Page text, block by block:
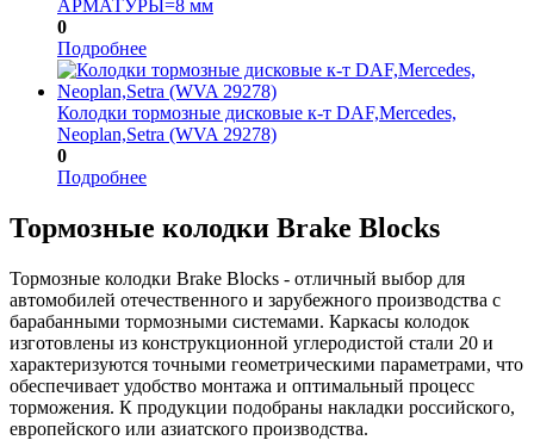
АРМАТУРЫ=8 мм
0
Подробнее
Колодки тормозные дисковые к-т DAF,Mercedes,
Neoplan,Setra (WVA 29278)
0
Подробнее
Тормозные колодки Brake Blocks
Тормозные колодки Brake Blocks - отличный выбор для
автомобилей отечественного и зарубежного производства с
барабанными тормозными системами. Каркасы колодок
изготовлены из конструкционной углеродистой стали 20 и
характеризуются точными геометрическими параметрами, что
обеспечивает удобство монтажа и оптимальный процесс
торможения. К продукции подобраны накладки российского,
европейского или азиатского производства.